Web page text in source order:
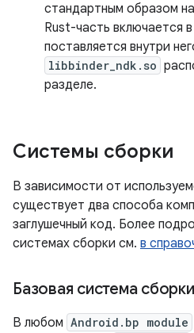
стандартным образом
Rust-часть включается
поставляется внутри
libbinder_ndk.so
разделе.
Системы сборки
В зависимости от
существует два способа
заглушечный код. Более
системах сборки см. в
Базовая система сборки
В любом Android.bp module